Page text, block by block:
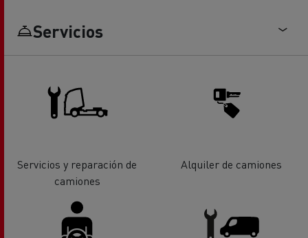
Servicios
Servicios y reparación de
camiones
Alquiler de camiones